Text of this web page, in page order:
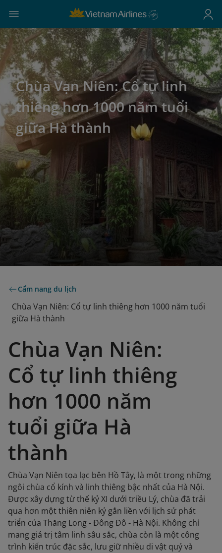
Chùa Vạn Niên: Cổ tự linh
thiêng hơn 1000 năm tuổi
giữa Hà thành
Cẩm nang du lịch
Chùa Vạn Niên: Cổ tự linh thiêng hơn 1000 năm tuổi
giữa Hà thành
Chùa Vạn Niên:
Cổ tự linh thiêng
hơn 1000 năm
tuổi giữa Hà
thành
Chùa Vạn Niên tọa lạc bên Hồ Tây, là một trong những
ngôi chùa cổ kính và linh thiêng bậc nhất của Hà Nội.
Được xây dựng từ thế kỷ XI dưới triều Lý, chùa đã trải
qua hơn một thiên niên kỷ gắn liền với lịch sử phát
triển của Thăng Long - Đông Đô - Hà Nội. Không chỉ
mang giá trị tâm linh sâu sắc, chùa còn là một công
trình kiến trúc đặc sắc, lưu giữ nhiều di vật quý và